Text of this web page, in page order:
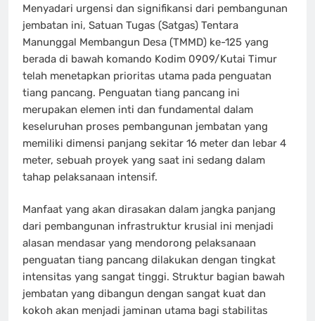
Menyadari urgensi dan signifikansi dari pembangunan
jembatan ini, Satuan Tugas (Satgas) Tentara
Manunggal Membangun Desa (TMMD) ke-125 yang
berada di bawah komando Kodim 0909/Kutai Timur
telah menetapkan prioritas utama pada penguatan
tiang pancang. Penguatan tiang pancang ini
merupakan elemen inti dan fundamental dalam
keseluruhan proses pembangunan jembatan yang
memiliki dimensi panjang sekitar 16 meter dan lebar 4
meter, sebuah proyek yang saat ini sedang dalam
tahap pelaksanaan intensif.
Manfaat yang akan dirasakan dalam jangka panjang
dari pembangunan infrastruktur krusial ini menjadi
alasan mendasar yang mendorong pelaksanaan
penguatan tiang pancang dilakukan dengan tingkat
intensitas yang sangat tinggi. Struktur bagian bawah
jembatan yang dibangun dengan sangat kuat dan
kokoh akan menjadi jaminan utama bagi stabilitas